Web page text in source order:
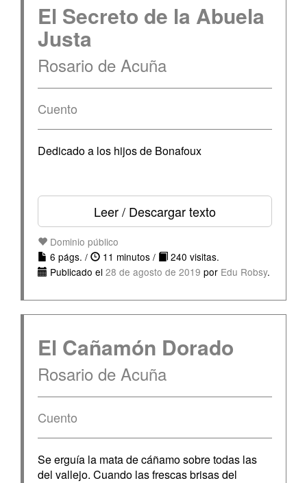
El Secreto de la Abuela
Justa
Rosario de Acuña
Cuento
Dedicado a los hijos de Bonafoux
Leer / Descargar texto
Dominio público
6 págs. /
11 minutos /
240 visitas.
Publicado el 28 de agosto de 2019 por Edu Robsy.
El Cañamón Dorado
Rosario de Acuña
Cuento
Se erguía la mata de cáñamo sobre todas las
del vallejo. Cuando las frescas brisas del